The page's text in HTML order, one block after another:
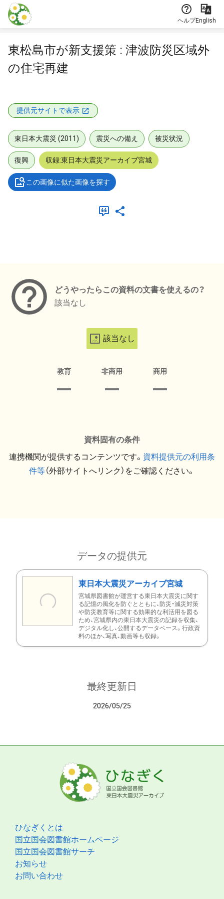
本文に飛ぶ
ヘルプEnglish
東松島市が新支援策 : 津波防災区域外
の住宅再建
提供元サイトで表示
東日本大震災 (2011) 震災への備え 被災状況
復興 収録:東日本大震災アーカイブ宮城
この画像に似た画像を探す
どうやったらこの資料の文書を使えるの？
該当なし
該当なし
教育 非商用 商用
資料固有の条件
連携機関が提供するコンテンツです。 資料提供元の利用条
件等（外部サイトへリンク）をご確認ください。
データの提供元
東日本大震災アーカイブ宮城
宮城県図書館が運営する東日本大震災に関す
る記憶の風化を防ぐとともに、防災・減災対策
や防災教育等に関する効果的な利活用を図る
ため、宮城県内の東日本大震災の記録を収集、
デジタル化し、公開するデータベース。行政資
料のほか、写真、動画等も収録。
最終更新日
2026/05/25
ひなぎくとは
国立国会図書館ホームページ
国立国会図書館サーチ
お知らせ
お問い合わせ